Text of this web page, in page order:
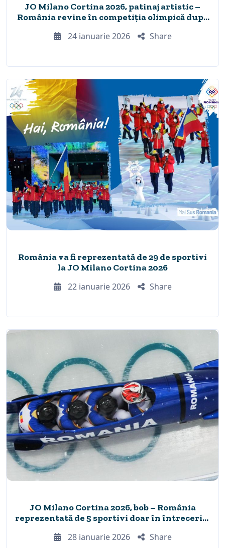
JO Milano Cortina 2026, patinaj artistic –
România revine în competiția olimpică după
24 ianuarie 2026 Share
România va fi reprezentată de 29 de sportivi
la JO Milano Cortina 2026
22 ianuarie 2026
Share
JO Milano Cortina 2026, bob – România
reprezentată de 5 sportivi doar în întrecerile
28 ianuarie 2026 Share